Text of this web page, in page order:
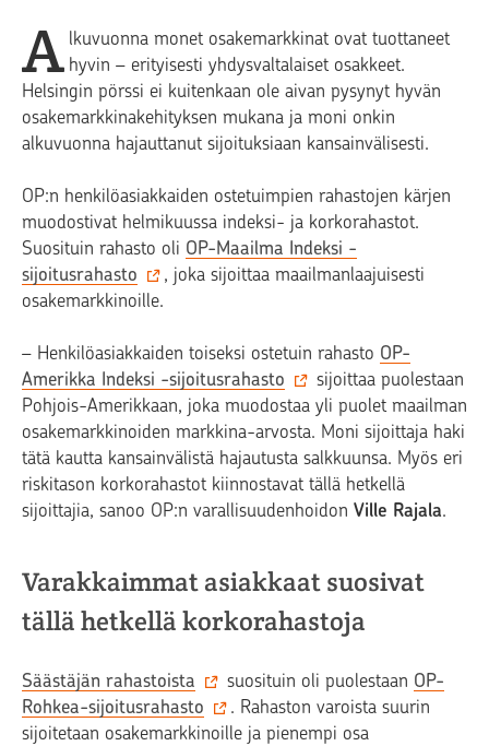
A lkuvuonna monet osakemarkkinat ovat tuottaneet
hyvin – erityisesti yhdysvaltalaiset osakkeet.
Helsingin pörssi ei kuitenkaan ole aivan pysynyt hyvän
osakemarkkinakehityksen mukana ja moni onkin
alkuvuonna hajauttanut sijoituksiaan kansainvälisesti.
OP:n henkilöasiakkaiden ostetuimpien rahastojen kärjen
muodostivat helmikuussa indeksi- ja korkorahastot.
Suosituin rahasto oli OP-Maailma Indeksi -
sijoitusrahasto
, joka sijoittaa maailmanlaajuisesti
osakemarkkinoille.
– Henkilöasiakkaiden toiseksi ostetuin rahasto OP-
Amerikka Indeksi -sijoitusrahasto
sijoittaa puolestaan
Pohjois-Amerikkaan, joka muodostaa yli puolet maailman
osakemarkkinoiden markkina-arvosta. Moni sijoittaja haki
tätä kautta kansainvälistä hajautusta salkkuunsa. Myös eri
riskitason korkorahastot kiinnostavat tällä hetkellä
sijoittajia, sanoo OP:n varallisuudenhoidon Ville Rajala.
Varakkaimmat asiakkaat suosivat
tällä hetkellä korkorahastoja
Säästäjän rahastoista suosituin oli puolestaan OP-
Rohkea-sijoitusrahasto
. Rahaston varoista suurin
sijoitetaan osakemarkkinoille ja pienempi osa